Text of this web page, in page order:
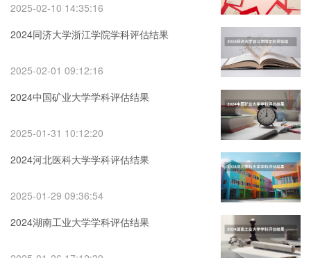
2025-02-10 14:35:16
2024同济大学浙江学院学科评估结果
2025-02-01 09:12:16
2024中国矿业大学学科评估结果
2025-01-31 10:12:20
2024河北医科大学学科评估结果
2025-01-29 09:36:54
2024湖南工业大学学科评估结果